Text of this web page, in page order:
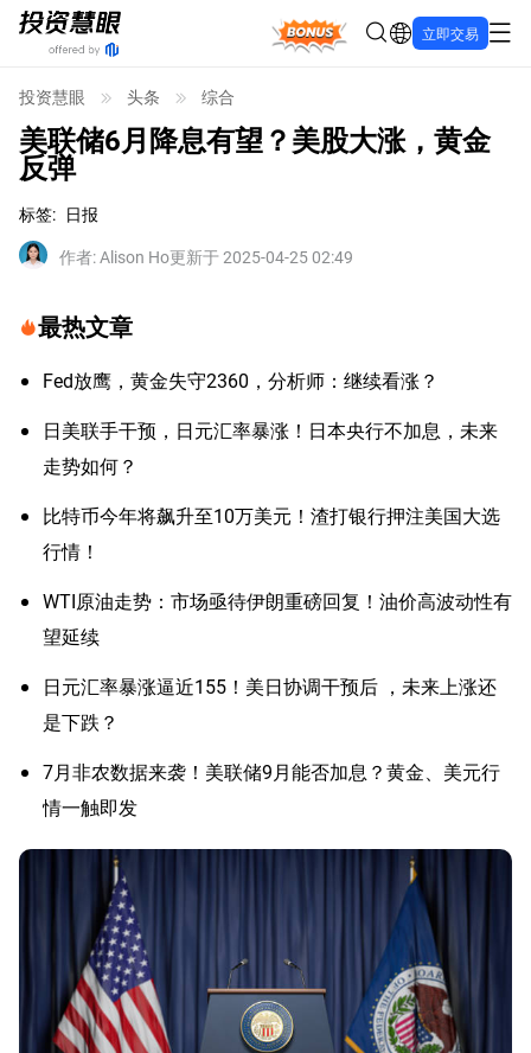
Bonus 立即交易
投资慧眼 头条 综合
美联储6月降息有望？美股大涨，黄金
反弹
标签: 日报
作者:Alison Ho更新于 2025-04-25 02:49
最热文章
Fed放鹰，黄金失守2360，分析师：继续看涨？
日美联手干预，日元汇率暴涨！日本央行不加息，未来
走势如何？
比特币今年将飙升至10万美元！渣打银行押注美国大选
行情！
WTI原油走势：市场亟待伊朗重磅回复！油价高波动性有
望延续
日元汇率暴涨逼近155！美日协调干预后 ，未来上涨还
是下跌？
7月非农数据来袭！美联储9月能否加息？黄金、美元行
情一触即发